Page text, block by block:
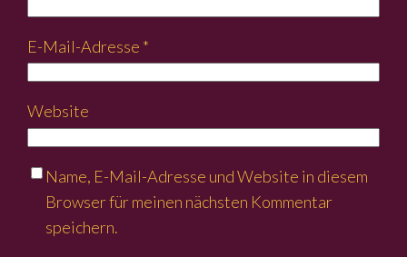
E-Mail-Adresse *
Website
Name, E-Mail-Adresse und Website in diesem
Browser für meinen nächsten Kommentar
speichern.